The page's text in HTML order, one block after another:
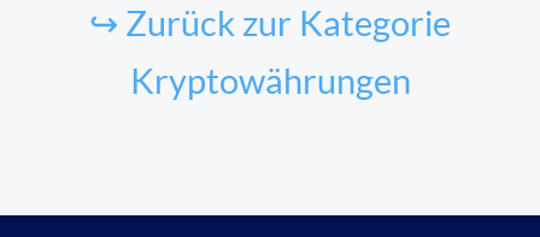
↪ Zurück zur Kategorie
Kryptowährungen